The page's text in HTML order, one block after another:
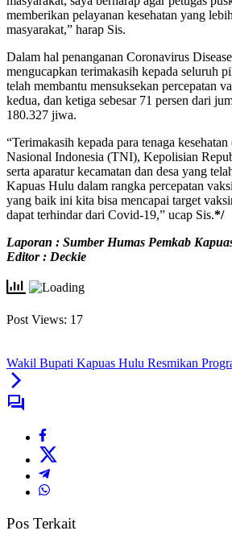
memberikan pelayanan kesehatan yang
masyarakat,” harap Sis.
Dalam hal penanganan Coronavirus
mengucapkan terimakasih kepada seluruh
telah membantu mensuksekan percepatan
kedua, dan ketiga sebesar 71 persen dari
180.327 jiwa.
“Terimakasih kepada para tenaga kesehatan
Nasional Indonesia (TNI), Kepolisian
serta aparatur kecamatan dan desa yang
Kapuas Hulu dalam rangka percepatan
yang baik ini kita bisa mencapai target
dapat terhindar dari Covid-19,” ucap Sis.*/
Laporan : Sumber Humas Pemkab
Editor : Deckie
Post Views: 17
Wakil Bupati Kapuas Hulu Resmikan
Pos Terkait